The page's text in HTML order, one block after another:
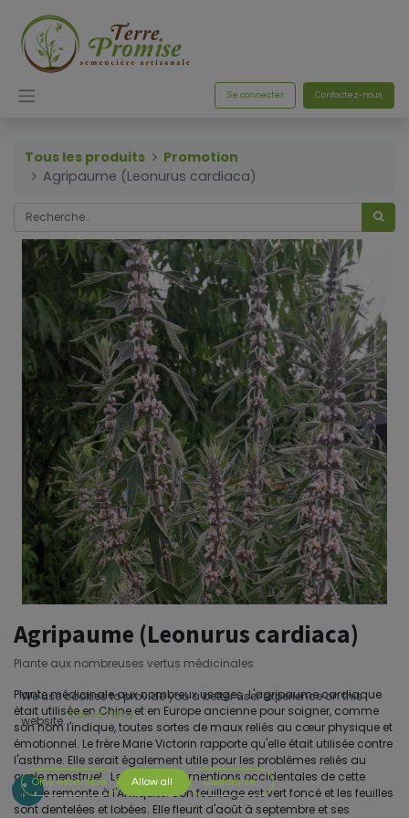
Se connecter Contactez-nous
Tous les produits
Promotion
Agripaume (Leonurus cardiaca)
Agripaume (Leonurus cardiaca)
Plante aux nombreuses vertus médicinales
Plante médicinale aux nombreux usages. L'agripaume cardiaque
était utilisée en Chine et en Europe ancienne pour soigner, comme
son nom l'indique, toutes sortes de maux reliés au cœur physique et
émotionnel. Le frère Marie Victorin rapporte qu'elle était utilisée contre
l'asthme. Elle serait également utile pour les problèmes reliés au
cycle menstruel. Les premières mentions occidentales de cette
plante remonte à l'Antiquité. Son feuillage est vert foncé et les feuilles
sont dentelées et lobées. Elle fleurit d'août à septembre et ses
We use cookies to provide you a better user experience on this
website. Cookie Policy
Only essentials Allow all Customize